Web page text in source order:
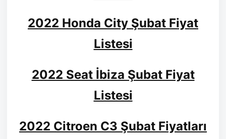
2022 Honda City Şubat Fiyat
Listesi
2022 Seat İbiza Şubat Fiyat
Listesi
2022 Citroen C3 Şubat Fiyatları